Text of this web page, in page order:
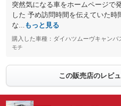
突然気になる車をホームページで
した 予め訪問時間を伝えていた時
な...
もっと見る
購入した車種：ダイハツムーヴキャンバ
モチ
この販売店のレビ